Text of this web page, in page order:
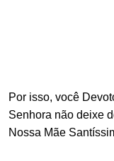
Por isso, você
Senhora não deixe
Nossa Mãe